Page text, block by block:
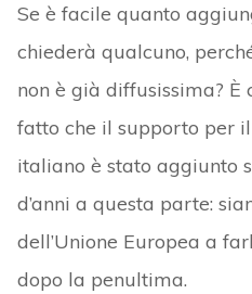
Se è facile quanto
chiederà qualcuno,
non è già diffusissima?
fatto che il supporto per
italiano è stato aggiunto
d’anni a questa parte:
dell’Unione Europea a
dopo la penultima.